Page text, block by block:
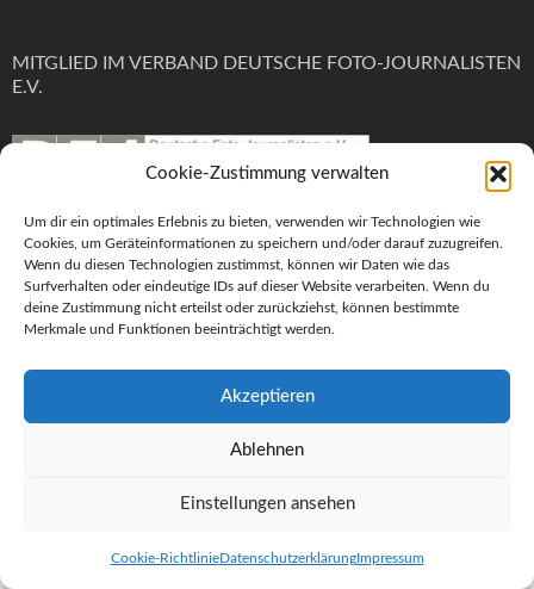
Cookie-Zustimmung verwalten
Um dir ein optimales Erlebnis zu bieten, verwenden wir Technologien wie
Cookies, um Geräteinformationen zu speichern und/oder darauf zuzugreifen.
Wenn du diesen Technologien zustimmst, können wir Daten wie das
Surfverhalten oder eindeutige IDs auf dieser Website verarbeiten. Wenn du
deine Zustimmung nicht erteilst oder zurückziehst, können bestimmte
Merkmale und Funktionen beeinträchtigt werden.
Akzeptieren
Ablehnen
Einstellungen ansehen
Cookie-RichtlinieDatenschutzerklärungImpressum
MITGLIED IM VERBAND DEUTSCHE FOTO-JOURNALISTEN
E.V.
Impressum
Datenschutzerklärung
Cookie-Richtlinie (EU)
Anmelden
WordPress Theme :Fotography